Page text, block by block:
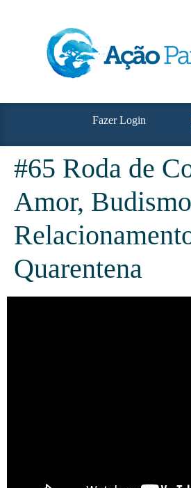
Fazer Login
#65 Roda de
Amor,
Quarentena